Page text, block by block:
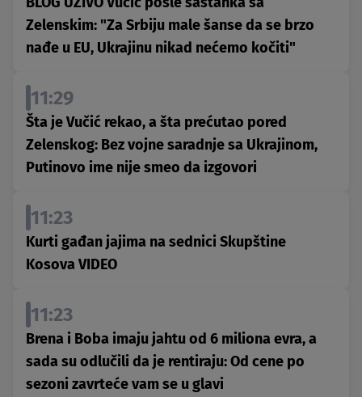
Zelenskim: "Za Srbiju male šanse da se brzo
nađe u EU, Ukrajinu nikad nećemo kočiti"
11:29
Šta je Vučić rekao, a šta prećutao pored
Zelenskog: Bez vojne saradnje sa Ukrajinom,
Putinovo ime nije smeo da izgovori
11:23
Kurti gađan jajima na sednici Skupštine
Kosova VIDEO
11:23
Brena i Boba imaju jahtu od 6 miliona evra, a
sada su odlučili da je rentiraju: Od cene po
sezoni zavrteće vam se u glavi